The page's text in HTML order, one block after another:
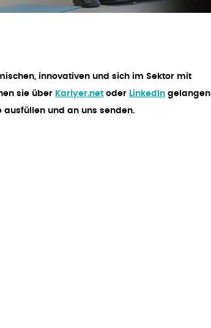
innovativen und sich im Sektor mit
sie über Kariyer.net oder LinkedIn gelangen
und an uns senden.